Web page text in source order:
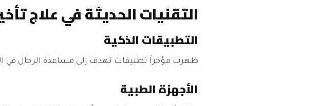
التقنيات الحديثة في علاج
التطبيقات الذكية
ظهرت مؤخراً تطبيقات تهدف إلى مساعدة الرجال في
الأجهزة الطبية